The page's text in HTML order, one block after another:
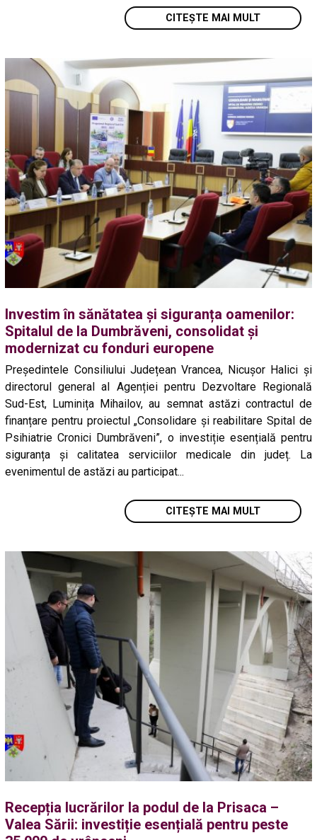
CITEȘTE MAI MULT
Investim în sănătatea și siguranța oamenilor:
Spitalul de la Dumbrăveni, consolidat și
modernizat cu fonduri europene
Președintele Consiliului Județean Vrancea, Nicușor Halici și
directorul general al Agenției pentru Dezvoltare Regională
Sud-Est, Luminița Mihailov, au semnat astăzi contractul de
finanțare pentru proiectul „Consolidare și reabilitare Spital de
Psihiatrie Cronici Dumbrăveni”, o investiție esențială pentru
siguranța și calitatea serviciilor medicale din județ. La
evenimentul de astăzi au participat...
CITEȘTE MAI MULT
Recepția lucrărilor la podul de la Prisaca –
Valea Sării: investiție esențială pentru peste